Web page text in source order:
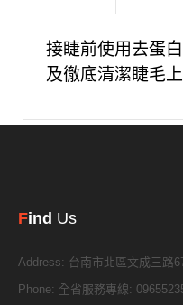
接睫前使用去蛋
及徹底清潔睫毛
Find Us
Address: 台南市北區文成三路
Phone: 全省服務專線: